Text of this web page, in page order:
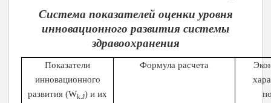
Система показателей оценки уровня
инновационного развития системы
здравоохранения
Показатели
инновационного
развития (Wk J) и их
Формула расчета